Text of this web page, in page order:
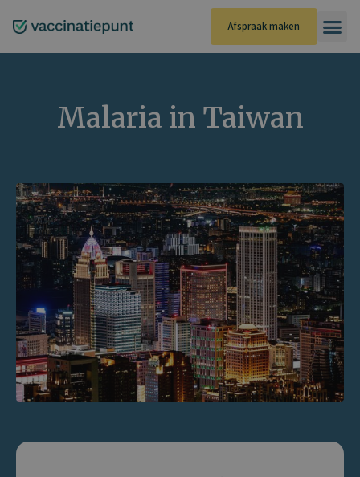
naar
Afspraak maken
Malaria in Taiwan